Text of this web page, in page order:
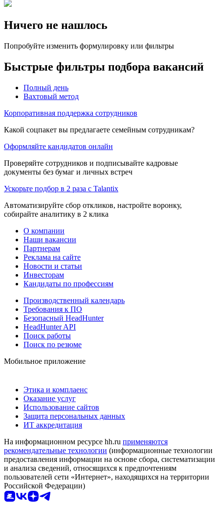
Ничего не нашлось
Попробуйте изменить формулировку или фильтры
Быстрые фильтры подбора вакансий
Полный день
Вахтовый метод
Корпоративная поддержка сотрудников
Какой соцпакет вы предлагаете семейным сотрудникам?
Оформляйте кандидатов онлайн
Проверяйте сотрудников и подписывайте кадровые
документы без бумаг и личных встреч
Ускорьте подбор в 2 раза с Talantix
Автоматизируйте сбор откликов, настройте воронку,
собирайте аналитику в 2 клика
О компании
Наши вакансии
Партнерам
Реклама на сайте
Новости и статьи
Инвесторам
Кандидаты по профессиям
Производственный календарь
Требования к ПО
Безопасный HeadHunter
HeadHunter API
Поиск работы
Поиск по резюме
Мобильное приложение
Этика и комплаенс
Оказание услуг
Использование сайтов
Защита персональных данных
ИТ аккредитация
На информационном ресурсе hh.ru применяются
рекомендательные технологии (информационные технологии
предоставления информации на основе сбора, систематизации
и анализа сведений, относящихся к предпочтениям
пользователей сети «Интернет», находящихся на территории
Российской Федерации)